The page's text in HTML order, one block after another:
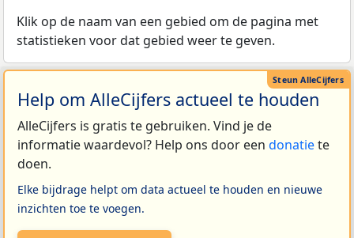
Klik op de naam van een gebied om de pagina met
statistieken voor dat gebied weer te geven.
Help om AlleCijfers actueel te houden
AlleCijfers is gratis te gebruiken. Vind je de
informatie waardevol? Help ons door een donatiete
doen.
Elke bijdrage helpt om data actueel te houden en nieuwe
inzichten toe te voegen.